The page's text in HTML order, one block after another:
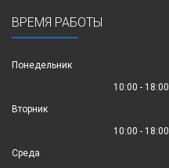
ВРЕМЯ РАБОТЫ
Понедельник
10:00 - 18:00
Вторник
10:00 - 18:00
Среда